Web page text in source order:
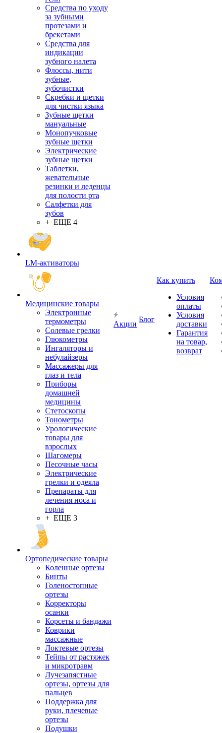
Средства по уходу
за зубными
протезами и
брекетами
Средства для
индикации
зубного налета
Флоссы, нити
зубные,
зубочистки
Скребки и щетки
для чистки языка
Зубные щетки
мануальные
Монопучковые
зубные щетки
Электрические
зубные щетки
Таблетки,
жевательные
резинки и леденцы
для полости рта
Салфетки для
зубов
+ ЕЩЕ 4
LM-активаторы
Медицинские товары
Электронные
термометры
Cолевые грелки
Глюкометры
Ингаляторы и
небулайзеры
Массажеры для
глаз и тела
Приборы
домашней
медицины
Стетоскопы
Тонометры
Урологические
товары для
взрослых
Шагомеры
Песочные часы
Электрические
грелки и одеяла
Препараты для
лечения носа и
горла
+ ЕЩЕ 3
Ортопедические товары
Коленные ортезы
Бинты
Голеностопные
ортезы
Корректоры
осанки
Корсеты и бандажи
Коврики
массажные
Локтевые ортезы
Тейпы от растяжек
и микротравм
Лучезапястные
ортезы, ортезы для
пальцев
Поддержка для
руки, плечевые
ортезы
Подушки
Акции
Блог
Как купить
Условия
оплаты
Условия
доставки
Гарантия
на товар,
возврат